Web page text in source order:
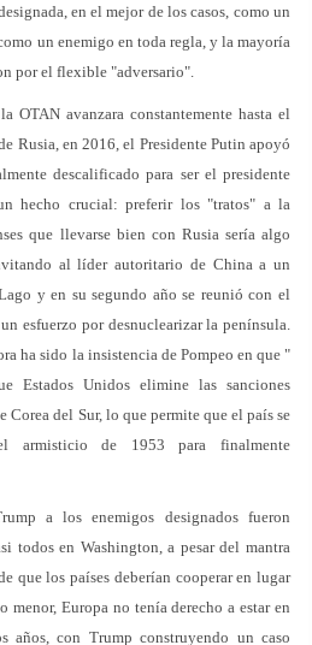
en el mejor de los casos, como un
un enemigo en toda regla, y la mayoría
por el flexible "adversario".
OTAN avanzara constantemente hasta el
Rusia, en 2016, el Presidente Putin apoyó
descalificado para ser el presidente
hecho crucial: preferir los "tratos" a la
que llevarse bien con Rusia sería algo
al líder autoritario de China a un
y en su segundo año se reunió con el
esfuerzo por desnuclearizar la península.
ha sido la insistencia de Pompeo en que "
Estados Unidos elimine las sanciones
Corea del Sur, lo que permite que el país se
armisticio de 1953 para finalmente
a los enemigos designados fueron
todos en Washington, a pesar del mantra
que los países deberían cooperar en lugar
menor, Europa no tenía derecho a estar en
años, con Trump construyendo un caso